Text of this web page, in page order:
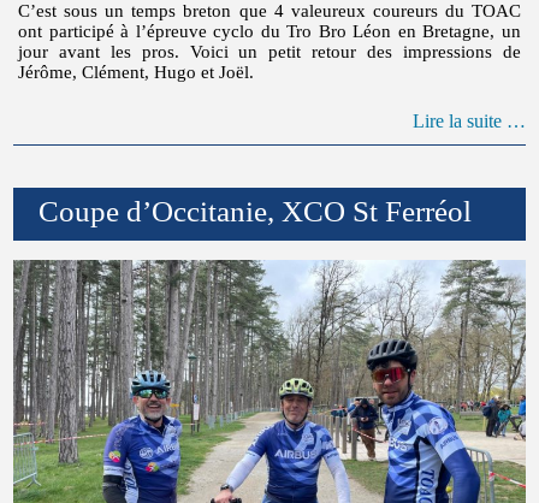
C’est sous un temps breton que 4 valeureux coureurs du TOAC
ont participé à l’épreuve cyclo du Tro Bro Léon en Bretagne, un
jour avant les pros. Voici un petit retour des impressions de
Jérôme, Clément, Hugo et Joël.
Lire la suite …
Coupe d’Occitanie, XCO St Ferréol